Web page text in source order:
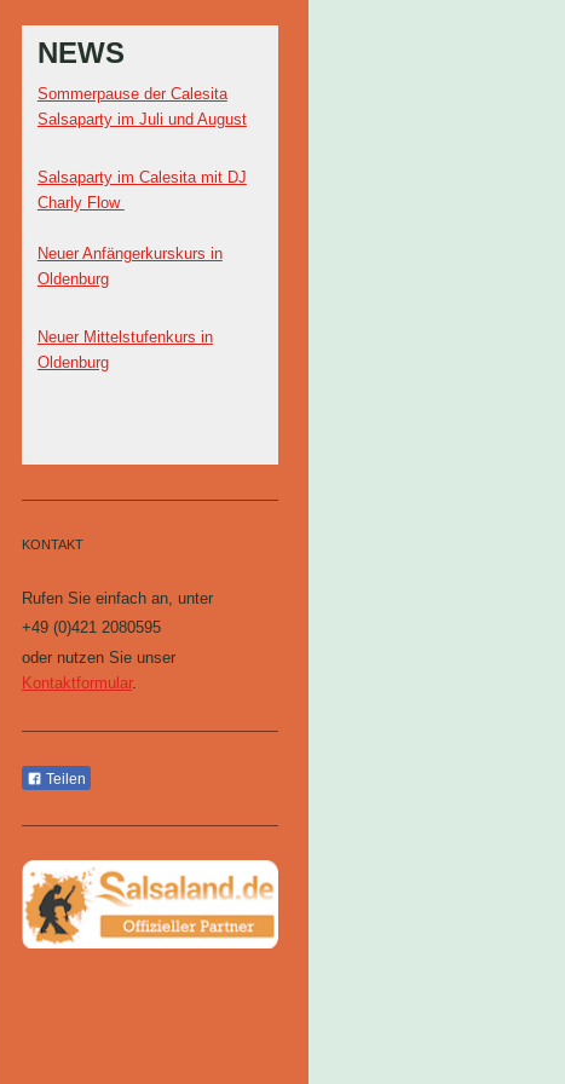
NEWS
Sommerpause der Calesita
Salsaparty im Juli und August
Salsaparty im Calesita mit DJ
Charly Flow
Neuer Anfängerkurskurs in
Oldenburg
Neuer Mittelstufenkurs in
Oldenburg
KONTAKT
Rufen Sie einfach an, unter
+49 (0)421 2080595
oder nutzen Sie unser
Kontaktformular.
Teilen